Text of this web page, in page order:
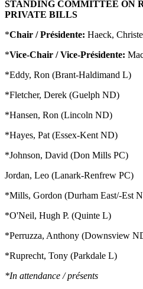
STANDING COMMITTEE ON
PRIVATE BILLS
*Chair / Présidente: Haeck,
*Vice-Chair / Vice-Présidente:
*Eddy, Ron (Brant-Haldimand L)
*Fletcher, Derek (Guelph ND)
*Hansen, Ron (Lincoln ND)
*Hayes, Pat (Essex-Kent ND)
*Johnson, David (Don Mills PC)
Jordan, Leo (Lanark-Renfrew PC)
*Mills, Gordon (Durham East/-Est
*O'Neil, Hugh P. (Quinte L)
*Perruzza, Anthony (Downsview
*Ruprecht, Tony (Parkdale L)
*In attendance / présents